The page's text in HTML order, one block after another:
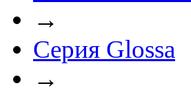
→
Cерия Glossa
→